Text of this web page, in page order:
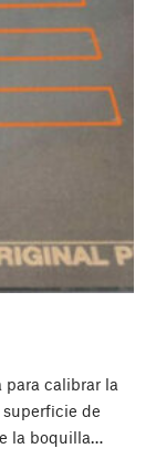
para calibrar la
de
la boquilla…